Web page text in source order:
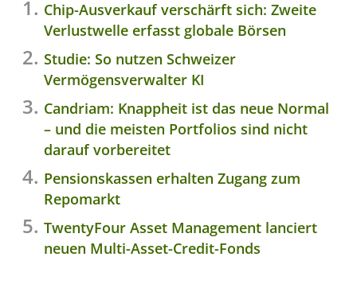
Chip-Ausverkauf verschärft sich: Zweite
Verlustwelle erfasst globale Börsen
Studie: So nutzen Schweizer
Vermögensverwalter KI
Candriam: Knappheit ist das neue Normal
– und die meisten Portfolios sind nicht
darauf vorbereitet
Pensionskassen erhalten Zugang zum
Repomarkt
TwentyFour Asset Management lanciert
neuen Multi-Asset-Credit-Fonds